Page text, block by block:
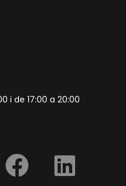
i de 17:00 a 20:00